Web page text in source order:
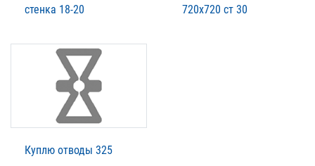
стенка 18-20
720х720 ст 30
Куплю отводы 325